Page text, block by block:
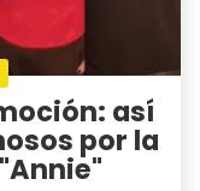
así
por la